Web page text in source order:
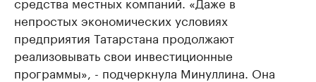
непростых экономических условиях
предприятия Татарстана продолжают
реализовывать свои инвестиционные
программы», - подчеркнула Минуллина. Она